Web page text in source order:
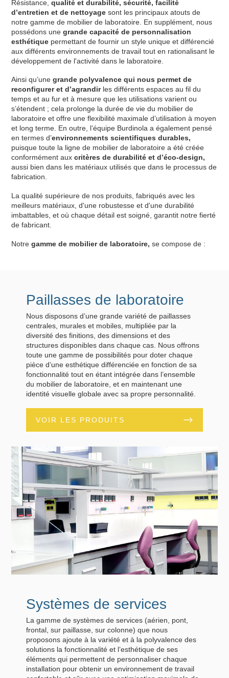
Résistance,qualité et durabilité, sécurité, facilité
d’entretien et de nettoyage sont les principaux atouts de
notre gamme de mobilier de laboratoire. En supplément, nous
possédons une grande capacité de personnalisation
esthétique permettant de fournir un style unique et différencié
aux différents environnements de travail tout en rationalisant le
développement de l'activité dans le laboratoire.
Ainsi qu’unegrande polyvalence qui nous permet de
reconfigurer et d’agrandirles différents espaces au fil du
temps et au fur et à mesure que les utilisations varient ou
s’étendent ; cela prolonge la durée de vie du mobilier de
laboratoire et offre une flexibilité maximale d’utilisation à moyen
et long terme. En outre, l’équipe Burdinola a également pensé
en termes d’environnements scientifiques durables,
puisque toute la ligne de mobilier de laboratoire a été créée
conformément auxcritères de durabilité et d’éco-design,
aussi bien dans les matériaux utilisés que dans le processus de
fabrication.
La qualité supérieure de nos produits, fabriqués avec les
meilleurs matériaux, d'une robustesse et d'une durabilité
imbattables, et où chaque détail est soigné, garantit notre fierté
de fabricant.
Notregamme de mobilier de laboratoire, se compose de :
Paillasses de laboratoire
Nous disposons d’une grande variété de paillasses
centrales, murales et mobiles, multipliée par la
diversité des finitions, des dimensions et des
structures disponibles dans chaque cas. Nous offrons
toute une gamme de possibilités pour doter chaque
pièce d’une esthétique différenciée en fonction de sa
fonctionnalité tout en étant intégrée dans l’ensemble
du mobilier de laboratoire, et en maintenant une
identité visuelle globale avec sa propre personnalité.
VOIR LES PRODUITS
Systèmes de services
La gamme de systèmes de services (aérien, pont,
frontal, sur paillasse, sur colonne) que nous
proposons ajoute à la variété et à la polyvalence des
solutions la fonctionnalité et l’esthétique de ses
éléments qui permettent de personnaliser chaque
installation pour obtenir un environnement de travail